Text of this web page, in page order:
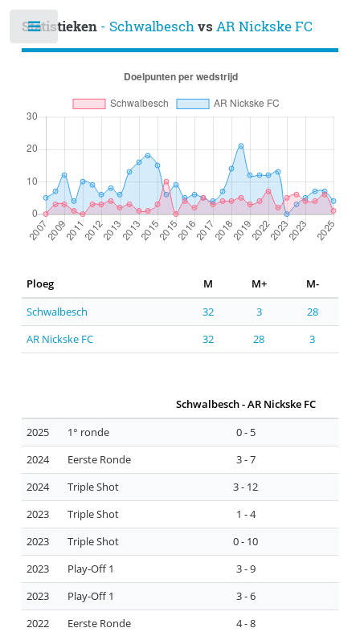
Statistieken- SchwalbeschvsAR Nickske FC
Ploeg M M+
M-
Schwalbesch
32 3
28
AR Nickske FC
32 28 3
Schwalbesch - AR Nickske FC
2025
1° ronde
0 - 5
2024
Eerste Ronde
3 - 7
2024
Triple Shot
3 - 12
2023
Triple Shot
1 - 4
2023
Triple Shot
0 - 10
2023
Play-Off 1
3 - 9
2023
Play-Off 1
3 - 6
2022
Eerste Ronde
4 - 8